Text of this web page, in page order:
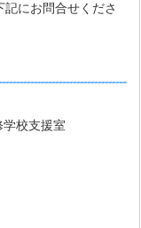
にお問合せくださ
校支援室